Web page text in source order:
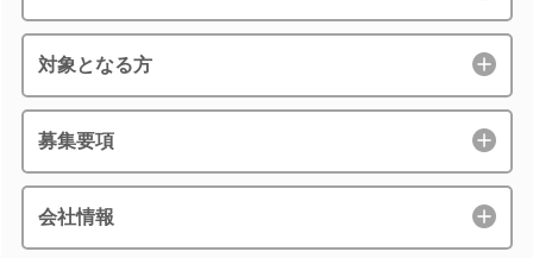
対象となる方
募集要項
会社情報